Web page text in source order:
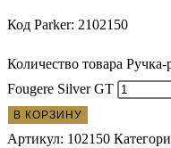
Код Parker: 2102150
Количество товара
Fougere Silver GT
В КОРЗИНУ
Артикул: 102150